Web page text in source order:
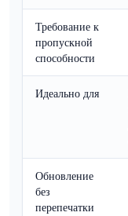
Требование к
пропускной
способности
Идеально для
Обновление
без
перепечатки